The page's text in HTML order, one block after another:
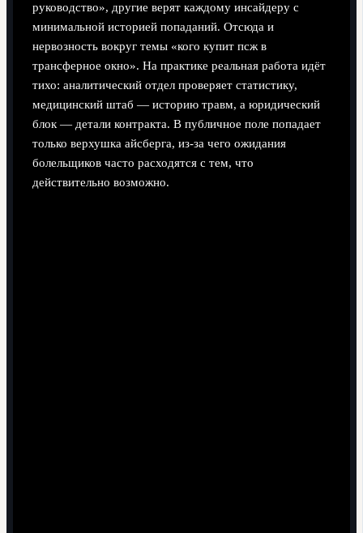
руководство», другие верят каждому инсайдеру с
минимальной историей попаданий. Отсюда и
нервозность вокруг темы «кого купит псж в
трансферное окно». На практике реальная работа идёт
тихо: аналитический отдел проверяет статистику,
медицинский штаб — историю травм, а юридический
блок — детали контракта. В публичное поле попадает
только верхушка айсберга, из‑за чего ожидания
болельщиков часто расходятся с тем, что
действительно возможно.